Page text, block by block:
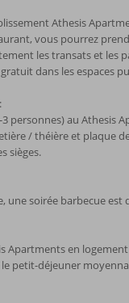
Athesis
vous pourrez
les transats et les
dans les espaces
personnes) au Athesis
/ théière et plaque
sièges.
une soirée barbecue
Apartments en
petit-déjeuner